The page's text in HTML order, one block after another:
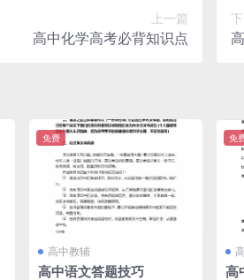
上一篇
高中化学高考必背知识点
免费
高中教辅
高中语文答题技巧
免
高